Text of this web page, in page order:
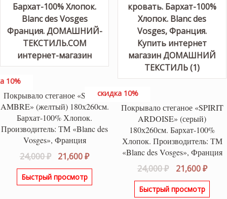
10%
Покрывало стеганое «SPIRIT
AMBRE» (желтый) 180х260см.
Бархат-100% Хлопок.
Производитель: ТМ «Blanc des
Vosges», Франция
24,000₽
Первоначальная
цена
составляла
21,600₽Текущая
цена:
Быстрый просмотр
скидка 10%
Покрывало стеганое «SPIRIT
ARDOISE» (серый)
180х260см. Бархат-100%
Хлопок. Производитель: ТМ
«Blanc des Vosges», Франция
24,000₽
цена
составляла
21,600₽
Быстрый просмотр